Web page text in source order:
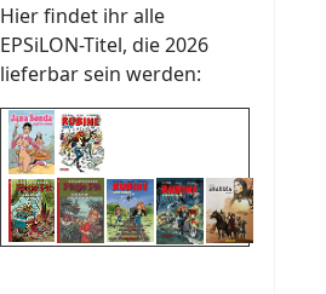
Hier findet ihr alle
EPSiLON-Titel, die 2026
lieferbar sein werden: